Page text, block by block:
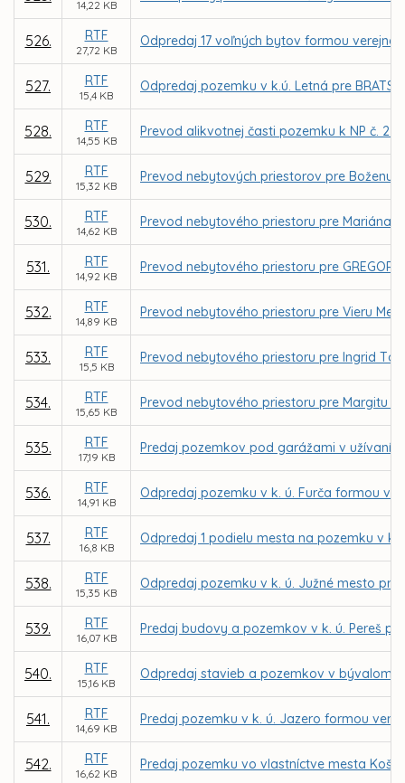
14,22 KB
526. RTF
27,72 KB
Odpredaj 17 voľných bytov formou verejnej
527. RTF
15,4 KB
Odpredaj pozemku v k.ú. Letná pre
528. RTF
14,55 KB
Prevod alikvotnej časti pozemku k NP č. 2
529. RTF
15,32 KB
Prevod nebytových priestorov pre Boženu
530. RTF
14,62 KB
Prevod nebytového priestoru pre Mariána
531. RTF
14,92 KB
Prevod nebytového priestoru pre GREGOR
532. RTF
14,89 KB
Prevod nebytového priestoru pre Vieru
533. RTF
15,5 KB
Prevod nebytového priestoru pre Ingrid
534. RTF
15,65 KB
Prevod nebytového priestoru pre Margitu
535. RTF
17,19 KB
Predaj pozemkov pod garážami v užívaní
536. RTF
14,91 KB
Odpredaj pozemku v k. ú. Furča formou
537. RTF
16,8 KB
Odpredaj 1 podielu mesta na pozemku v k.
538. RTF
15,35 KB
Odpredaj pozemku v k. ú. Južné mesto pre
539. RTF
16,07 KB
Predaj budovy a pozemkov v k. ú. Pereš pre
540. RTF
15,16 KB
Odpredaj stavieb a pozemkov v bývalom
541. RTF
14,69 KB
Predaj pozemku v k. ú. Jazero formou
542. RTF
16,62 KB
Predaj pozemku vo vlastníctve mesta Košice